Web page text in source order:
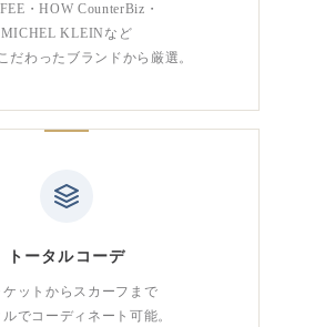
・HOW CounterBiz・
MICHEL KLEINなど
だわったブランドから厳選。
トータルコーデ
ケットからスカーフまで
ルでコーディネート可能。